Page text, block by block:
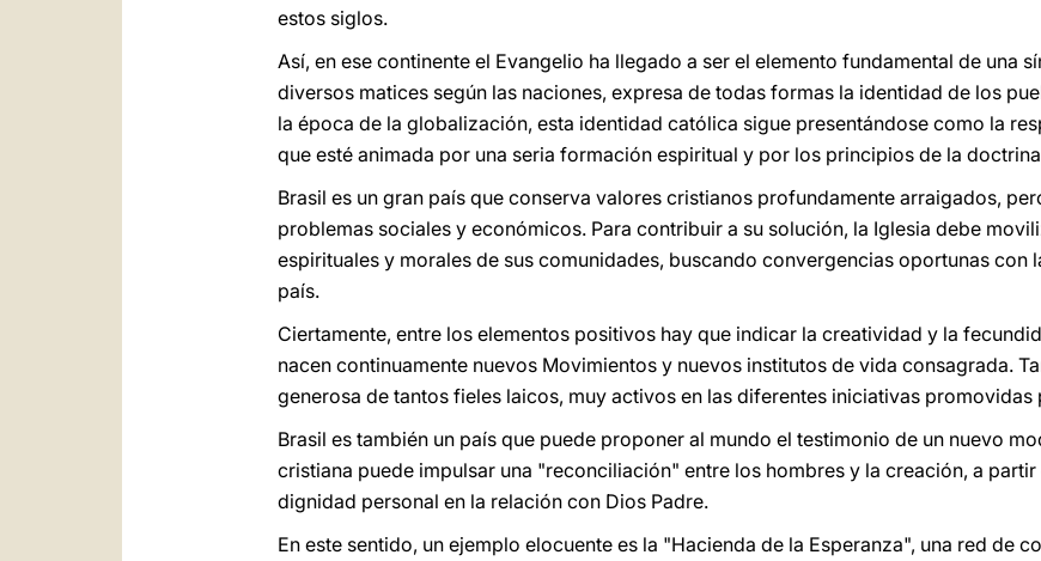
estos siglos.
Así, en ese continente el Evangelio ha llegado a ser el elemento fundamental de una
diversos matices según las naciones, expresa de todas formas la identidad de los
la época de la globalización, esta identidad católica sigue presentándose como la
que esté animada por una seria formación espiritual y por los principios de la
Brasil es un gran país que conserva valores cristianos profundamente arraigados,
problemas sociales y económicos. Para contribuir a su solución, la Iglesia debe
espirituales y morales de sus comunidades, buscando convergencias oportunas con
país.
Ciertamente, entre los elementos positivos hay que indicar la creatividad y la
nacen continuamente nuevos Movimientos y nuevos institutos de vida consagrada.
generosa de tantos fieles laicos, muy activos en las diferentes iniciativas promovidas
Brasil es también un país que puede proponer al mundo el testimonio de un nuevo
cristiana puede impulsar una "reconciliación" entre los hombres y la creación, a
dignidad personal en la relación con Dios Padre.
En este sentido, un ejemplo elocuente es la "Hacienda de la Esperanza", una red de